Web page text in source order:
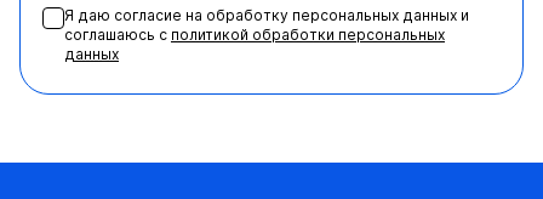
Я даю согласие на обработку персональных данных и
соглашаюсь с политикой обработки персональных
данных